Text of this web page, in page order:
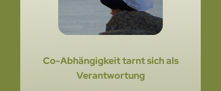
Co-Abhängigkeit tarnt sich als
Verantwortung